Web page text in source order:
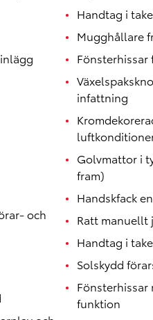
och
Handtag i
Mugghållare
Fönsterhissar
infattning
Golvmattor i
fram)
Handskfack
Ratt manuellt
Handtag i
Solskydd
funktion